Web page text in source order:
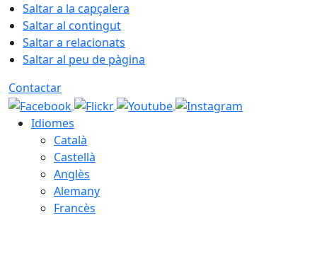
Saltar a la capçalera
Saltar al contingut
Saltar a relacionats
Saltar al peu de pàgina
Contactar
Idiomes
Català
Castellà
Anglès
Alemany
Francès